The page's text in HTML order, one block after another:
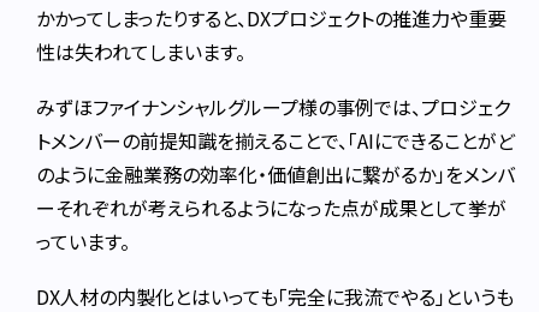
かかってしまったりすると、DXプロジェクトの推進力や重要
性は失われてしまいます。
みずほファイナンシャルグループ様の事例では、プロジェク
トメンバーの前提知識を揃えることで、「AIにできることがど
のように金融業務の効率化・価値創出に繋がるか」をメンバ
ーそれぞれが考えられるようになった点が成果として挙が
っています。
DX人材の内製化とはいっても「完全に我流でやる」というも